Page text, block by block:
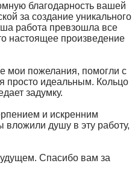
благодарность вашей
за создание уникального
работа превзошла все
настоящее произведение
мои пожелания, помогли с
просто идеальным. Кольцо
задумку.
и искренним
вложили душу в эту работу,
Спасибо вам за